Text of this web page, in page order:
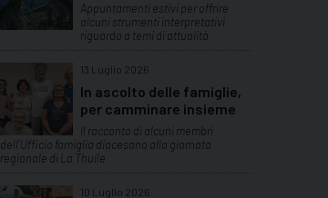
Appuntamenti estivi per offrire
alcuni strumenti interpretativi
riguardo a temi di attualità
13 Luglio 2026
In ascolto delle famiglie,
per camminare insieme
Il racconto di alcuni membri
dell'Ufficio famiglia diocesano alla giornata
regionale di La Thuile
10 Luglio 2026